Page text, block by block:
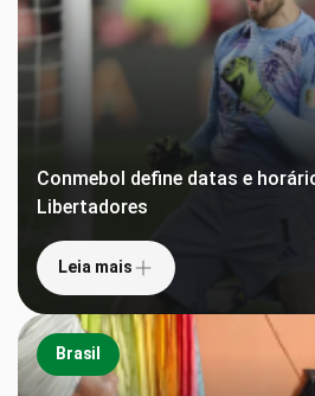
Conmebol define datas e
Libertadores
Leia mais
Brasil